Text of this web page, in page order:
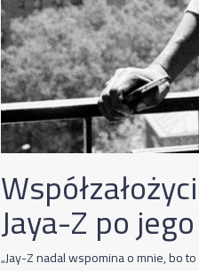
Jaya-Z po
„Jay-Z nadal wspomina o mnie, bo